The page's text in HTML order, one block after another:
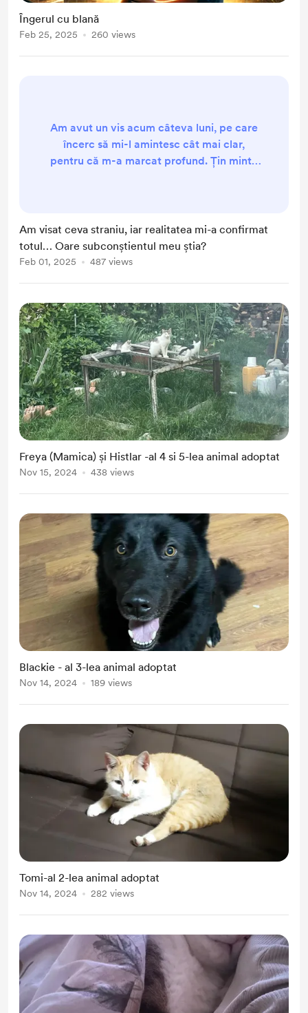
Îngerul cu blană
Feb 25, 2025 260 views
Am avut un vis acum câteva luni, pe care
încerc să mi-l amintesc cât mai clar,
pentru că m-a marcat profund. Țin minte
iar întrebarea „Unde sunt câinii mei? Unde
e Blacky? Unde e Spike?” îmi răsuna
obsesiv în minte. Simțeam că lipsește
Am visat ceva straniu, iar realitatea mi-a confirmat
totul… Oare subconștientul meu știa?
Feb 01, 2025 487 views
Freya (Mamica) și Histlar -al 4 si 5-lea animal adoptat
Nov 15, 2024 438 views
Blackie - al 3-lea animal adoptat
Nov 14, 2024 189 views
Tomi-al 2-lea animal adoptat
Nov 14, 2024 282 views